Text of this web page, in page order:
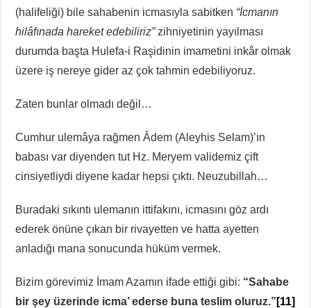
(halifeliği) bile sahabenin icmasıyla sabitken “İcmanın
hilâfınada hareket edebiliriz”zihniyetinin yayılması
durumda başta Hulefa-i Raşidinin imametini inkâr olmak
üzere iş nereye gider az çok tahmin edebiliyoruz.
Zaten bunlar olmadı değil…
Cumhur ulemâya rağmen Âdem (Aleyhis Selam)’ın
babası var diyenden tut Hz. Meryem validemiz çift
cinsiyetliydi diyene kadar hepsi çıktı. Neuzubillah…
Buradaki sıkıntı ulemanın ittifakını, icmasını göz ardı
ederek önüne çıkan bir rivayetten ve hatta ayetten
anladığı mana sonucunda hüküm vermek.
Bizim görevimiz İmam Azamın ifade ettiği gibi: “Sahabe
bir şey üzerinde icma’ ederse buna teslim oluruz.” [11]